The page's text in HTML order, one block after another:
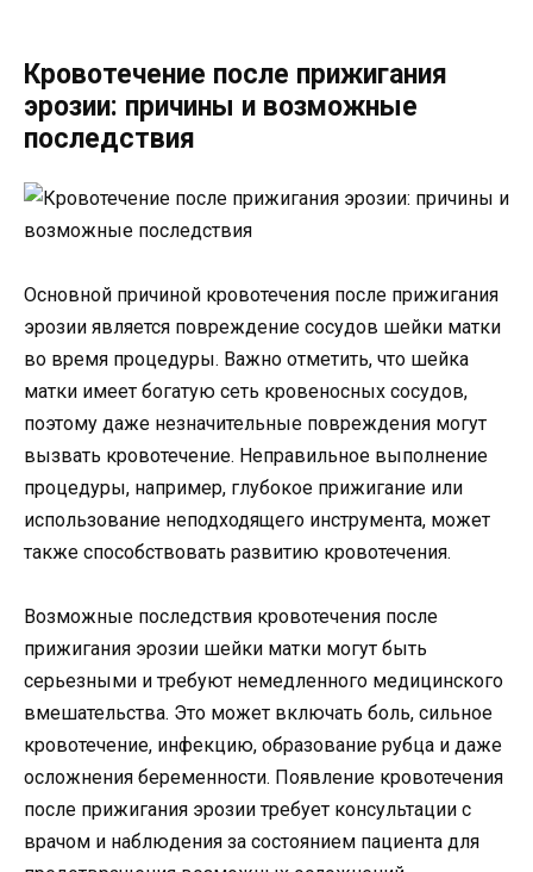
Кровотечение после прижигания
эрозии: причины и возможные
последствия
Основной причиной кровотечения после прижигания
эрозии является повреждение сосудов шейки матки
во время процедуры. Важно отметить, что шейка
матки имеет богатую сеть кровеносных сосудов,
поэтому даже незначительные повреждения могут
вызвать кровотечение. Неправильное выполнение
процедуры, например, глубокое прижигание или
использование неподходящего инструмента, может
также способствовать развитию кровотечения.
Возможные последствия кровотечения после
прижигания эрозии шейки матки могут быть
серьезными и требуют немедленного медицинского
вмешательства. Это может включать боль, сильное
кровотечение, инфекцию, образование рубца и даже
осложнения беременности. Появление кровотечения
после прижигания эрозии требует консультации с
врачом и наблюдения за состоянием пациента для